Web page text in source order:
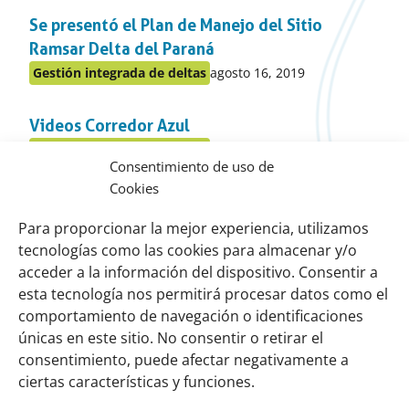
Consentimiento de uso de
Cookies
Para proporcionar la mejor experiencia, utilizamos
tecnologías como las cookies para almacenar y/o
acceder a la información del dispositivo. Consentir a
esta tecnología nos permitirá procesar datos como el
comportamiento de navegación o identificaciones
únicas en este sitio. No consentir o retirar el
consentimiento, puede afectar negativamente a
ciertas características y funciones.
el
apartado
Se presentó el Plan de Manejo del Sitio
Ramsar Delta del Paraná
Publicado
el
Gestión integrada de deltas Publicado
agosto 16, 2019
Videos Corredor Azul
apartado
en:
el Delta del Paraná
Publicado
en
el
apartado
Gestión integrada de deltasPublicado
en:
octubre 30, 2018
Links
importantes
Sobre nosotros
Nuestra red
Misión y Visión